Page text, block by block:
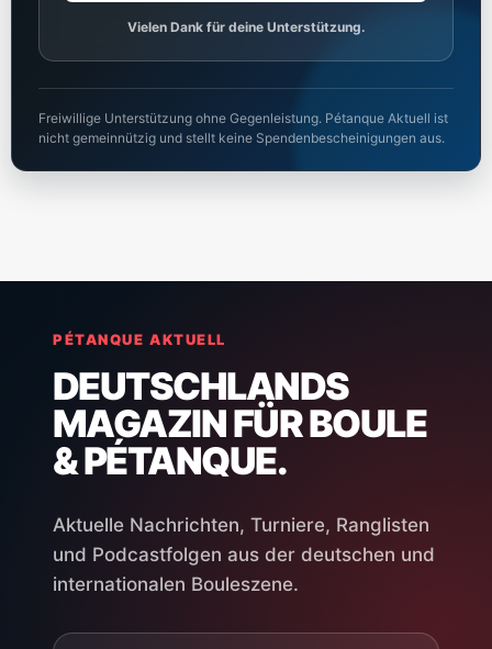
Vielen Dank für deine Unterstützung.
Freiwillige Unterstützung ohne Gegenleistung. Pétanque Aktuell ist
nicht gemeinnützig und stellt keine Spendenbescheinigungen aus.
PÉTANQUE AKTUELL
DEUTSCHLANDS
MAGAZIN FÜR BOULE
& PÉTANQUE.
Aktuelle Nachrichten, Turniere, Ranglisten
und Podcastfolgen aus der deutschen und
internationalen Bouleszene.